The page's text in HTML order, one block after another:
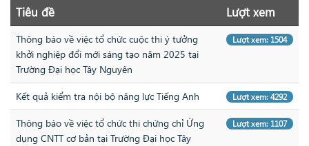
Tiêu đề Lượt xem
Thông báo về việc tổ chức cuộc thi ý tưởng
khởi nghiệp đổi mới sáng tạo năm 2025 tại
Trường Đại học Tây Nguyên
Lượt xem: 1504
Kết quả kiểm tra nội bộ năng lực Tiếng Anh Lượt xem: 4292
Thông báo về việc tổ chức thi chứng chỉ Ứng
dụng CNTT cơ bản tại Trường Đại học Tây
Lượt xem: 1107